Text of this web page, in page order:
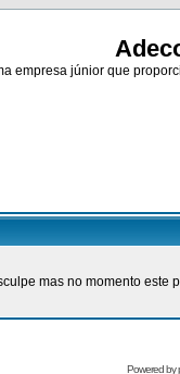
empresa júnior que
mas no momento este
Powered by